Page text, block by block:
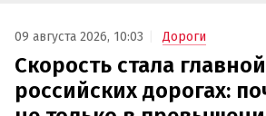
09 августа 2026, 10:03 Дороги
Скорость стала
российских дорогах: